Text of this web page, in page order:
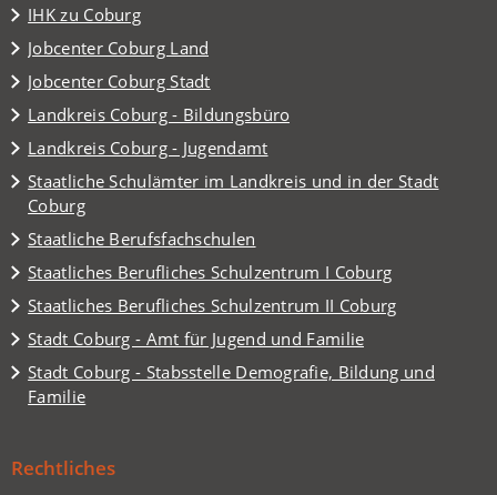
neuen
Tab)
in
einem
neuen
Tab)
IHK zu Coburg
(Öffnet
in
einem
neuen
Tab)
Jobcenter Coburg Land
(Öffnet
in
einem
neuen
Tab)
Jobcenter Coburg Stadt
(Öffnet
in
einem
neuen
Tab)
Landkreis Coburg - Bildungsbüro
(Öffnet
in
einem
neuen
Tab)
Landkreis Coburg - Jugendamt
(Öffnet
in
einem
neuen
Tab)
Staatliche Schulämter im Landkreis und in der Stadt
Coburg
(Öffnet
in
einem
neuen
Tab)
Staatliche Berufsfachschulen
(Öffnet
in
einem
neuen
Tab)
Staatliches Berufliches Schulzentrum I Coburg
(Öffnet
in
einem
neuen
Tab)
Staatliches Berufliches Schulzentrum II Coburg
(Öffnet
in
einem
neuen
Tab)
Stadt Coburg - Amt für Jugend und Familie
(Öffnet
in
einem
neuen
Stadt Coburg - Stabsstelle Demografie, Bildung und
Familie
(Öffnet
neuen
Rechtliches